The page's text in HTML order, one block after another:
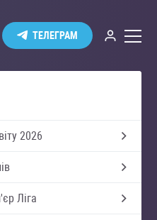
ТЕЛЕГРАМ
2026
Ліга